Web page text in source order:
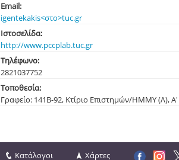
Email:
igentekakis<στο>tuc.gr
Ιστοσελίδα:
http://www.pccplab.tuc.gr
Τηλέφωνο:
2821037752
Τοποθεσία:
Γραφείο: 141Β-92, Κτίριο Επιστημών/ΗΜΜΥ (Λ),
Κατάλογοι Χάρτες